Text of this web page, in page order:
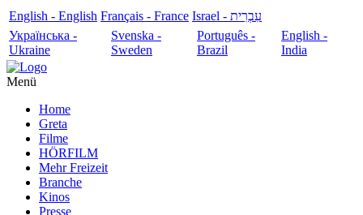
English - English Français - France
עִבְרִית - Israel
Українська -
Ukraine
Svenska -
Sweden
Português -
Brazil
English -
India
Menü
Home
Greta
Filme
HÖRFILM
Mehr Freizeit
Branche
Kinos
Presse